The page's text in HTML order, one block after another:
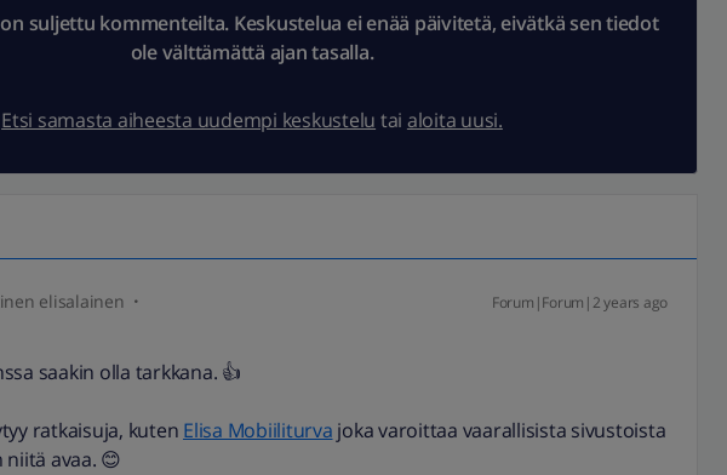
suljettu kommenteilta. Keskustelua ei enää päivitetä, eivätkä sen tiedot
ole välttämättä ajan tasalla.
Etsi samasta aiheesta uudempi keskustelu tai aloita uusi.
elisalainen Forum|Forum|2 years ago
saakin olla tarkkana. 👍
ratkaisuja, kuten Elisa Mobiiliturva joka varoittaa vaarallisista sivustoista
avaa. 😊